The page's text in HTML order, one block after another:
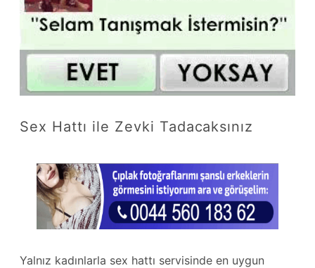
Sex Hattı ile Zevki Tadacaksınız
Yalnız kadınlarla sex hattı servisinde en uygun